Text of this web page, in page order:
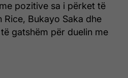
pozitive sa i përket të
Bukayo Saka dhe
gatshëm për duelin me